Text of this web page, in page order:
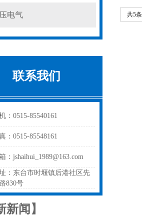
电气
联系我们
：0515-85540161
：0515-85548161
：jshaihui_1989@163.com
：东台市时堰镇后港社区先
830号
共5条
新闻】